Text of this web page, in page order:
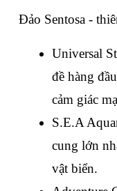
Đảo Sentosa -
Universal
đề hàng
cảm giác
S.E.A
cung lớn
vật biển.